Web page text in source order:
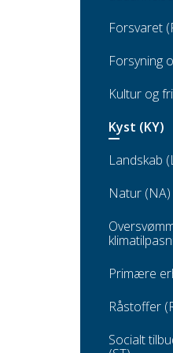
Forsvaret
Forsyning
Kultur og
Kyst (KY)
Landskab
Natur (NA)
Primære
Råstoffer
Socialt